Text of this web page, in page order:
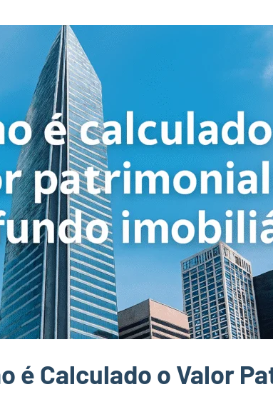
é Calculado o Valor